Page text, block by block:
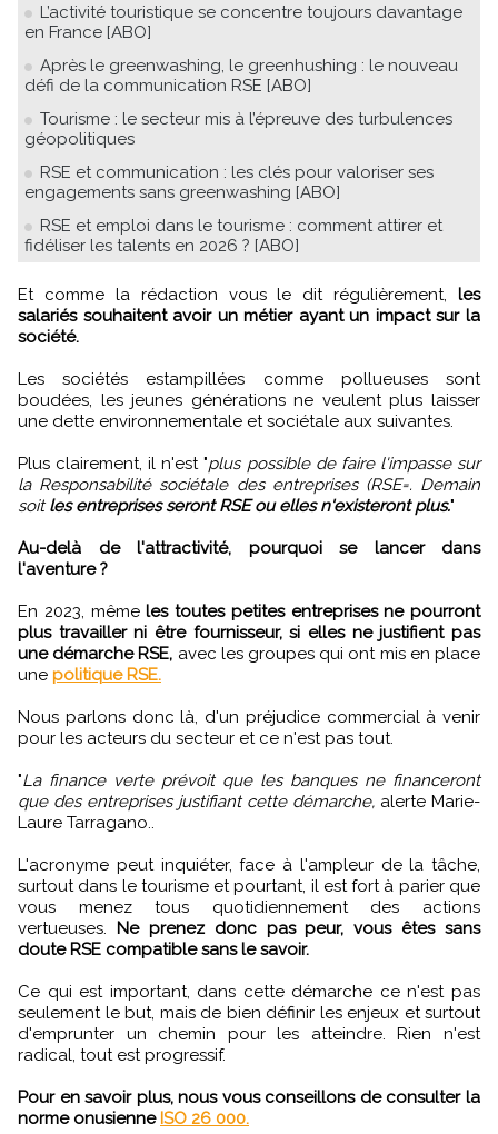
L’activité touristique se concentre toujours davantage
en France [ABO]
Après le greenwashing, le greenhushing : le nouveau
défi de la communication RSE [ABO]
Tourisme : le secteur mis à l’épreuve des turbulences
géopolitiques
RSE et communication : les clés pour valoriser ses
engagements sans greenwashing [ABO]
RSE et emploi dans le tourisme : comment attirer et
fidéliser les talents en 2026 ? [ABO]
Et comme la rédaction vous le dit régulièrement, les
salariés souhaitent avoir un métier ayant un impact sur la
société.
Les sociétés estampillées comme pollueuses sont
boudées, les jeunes générations ne veulent plus laisser
une dette environnementale et sociétale aux suivantes.
Plus clairement, il n'est "plus possible de faire l'impasse sur
la Responsabilité sociétale des entreprises (RSE=. Demain
soitles entreprises seront RSE ou elles n'existeront plus."
Au-delà de l'attractivité, pourquoi se lancer dans
l'aventure ?
En 2023, mêmeles toutes petites entreprises ne pourront
plus travailler ni être fournisseur, si elles ne justifient pas
une démarche RSE, avec les groupes qui ont mis en place
une politique RSE.
Nous parlons donc là, d'un préjudice commercial à venir
pour les acteurs du secteur et ce n'est pas tout.
"La finance verte prévoit que les banques ne financeront
que des entreprises justifiant cette démarche, alerte Marie-
Laure Tarragano..
L'acronyme peut inquiéter, face à l'ampleur de la tâche,
surtout dans le tourisme et pourtant, il est fort à parier que
vous menez tous quotidiennement des actions
vertueuses. Ne prenez donc pas peur, vous êtes sans
doute RSE compatible sans le savoir.
Ce qui est important, dans cette démarche ce n'est pas
seulement le but, mais de bien définir les enjeux et surtout
d'emprunter un chemin pour les atteindre. Rien n'est
radical, tout est progressif.
Pour en savoir plus, nous vous conseillons de consulter la
norme onusienne ISO 26 000.